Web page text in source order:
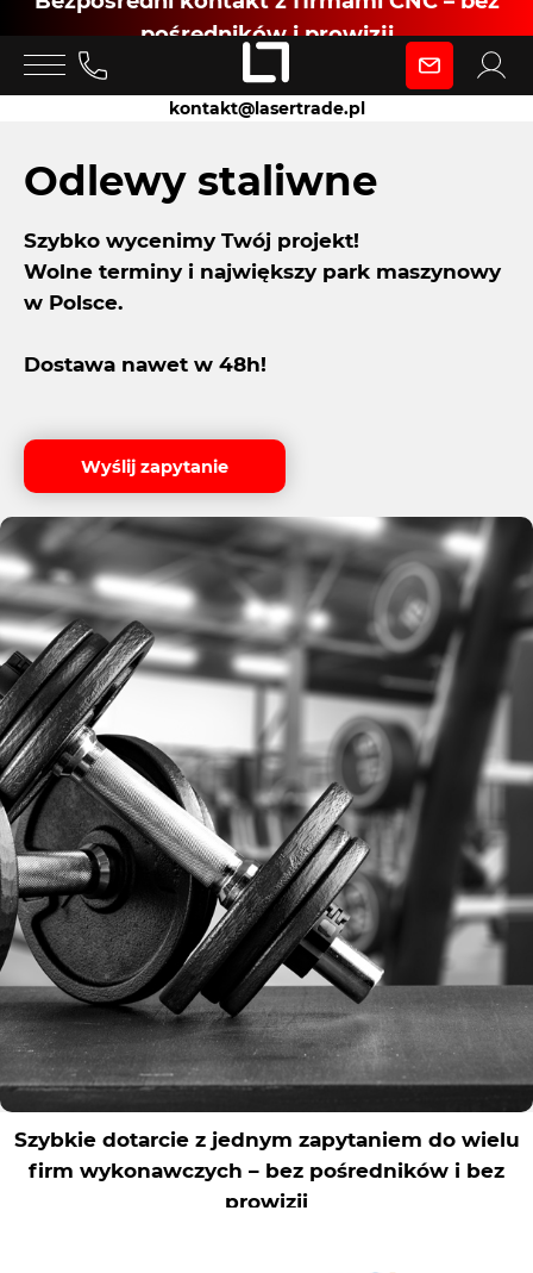
pośredników i prowizji
Zaloguj się
jako
Klient
Dołącz jako Partner CNC
Rejestracja
Partner produkcyjny
Zaloguj się
kontakt@lasertrade.pl
Odlewy staliwne
Szybko wycenimy Twój projekt!
Wolne terminy i największy park maszynowy
w Polsce.
Dostawa nawet w 48h!
Wyślij zapytanie